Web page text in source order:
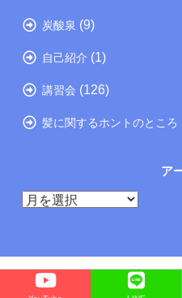
炭酸泉 (9)
自己紹介 (1)
講習会 (126)
髪に関するホントのところ
ア
ア
ブ
たつの市の美容院メーカー講師が教え